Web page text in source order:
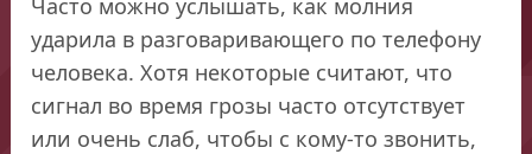
ударила в разговаривающего по телефону
человека. Хотя некоторые считают, что
сигнал во время грозы часто отсутствует
или очень слаб, чтобы с кому-то звонить,